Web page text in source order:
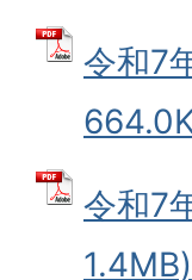
令和7
令和7
1.4MB)